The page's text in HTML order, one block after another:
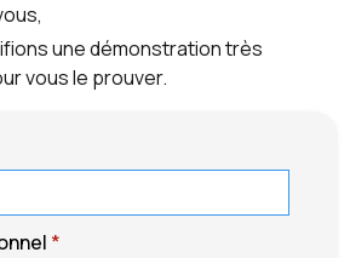
une démonstration très
vous le prouver.
*